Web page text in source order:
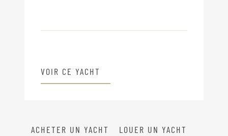
VOIR CE YACHT
ACHETER UN YACHT LOUER UN YACHT